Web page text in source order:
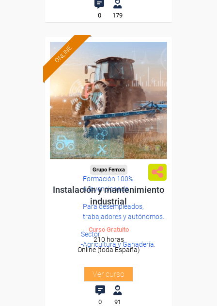
0 179
ONLINE
Formación 100%
subvencionada.
Para desempleados,
trabajadores y autónomos.
Sector
-Agricultura y Ganadería.
Grupo Femxa
Instalación y mantenimiento
industrial
Curso Gratuito
210 horas
Online (toda España)
Ver curso
0 91